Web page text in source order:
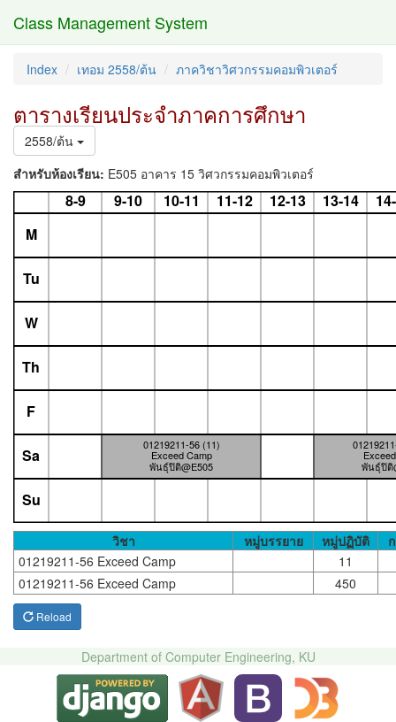
Class Management System
Index เทอม 2558/ต้น ภาควิชาวิศวกรรมคอมพิวเตอร์
ตารางเรียนประจำภาคการศึกษา
2558/ต้น
สำหรับห้องเรียน: E505 อาคาร 15 วิศวกรรมคอมพิวเตอร์
8-9 9-10 10-11 11-12 12-13 13-14
01219211-56 (11)
Exceed Camp
พันธุ์ปิติ@E505 พันธุ์ปิติ
M
Tu
W
Th
F
Sa
Su
วิชา หมู่บรรยาย หมู่ปฏิบัติ
01219211-56 Exceed Camp
11
01219211-56 Exceed Camp
450
Reload
Department of Computer Engineering, KU